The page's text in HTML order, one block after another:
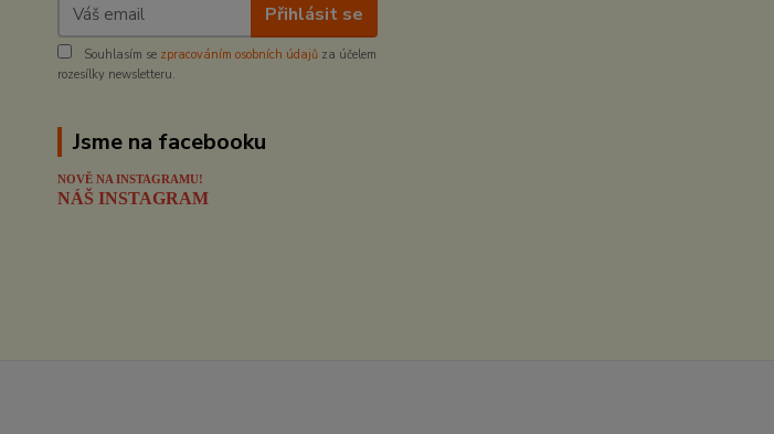
Přihlásit se
Souhlasím se zpracováním osobních údajů za účelem
rozesílky newsletteru.
Jsme na facebooku
NOVĚ NA INSTAGRAMU!
NÁŠ INSTAGRAM